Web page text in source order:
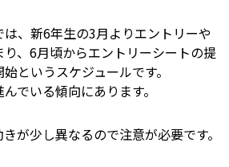
、新6年生の3月よりエントリーや
、6月頃からエントリーシートの提
というスケジュールです。
でいる傾向にあります。
が少し異なるので注意が必要です。